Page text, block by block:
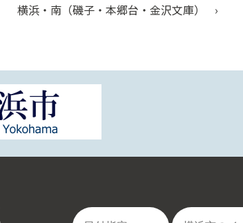
横浜・南（磯子・本郷台・金沢文庫）